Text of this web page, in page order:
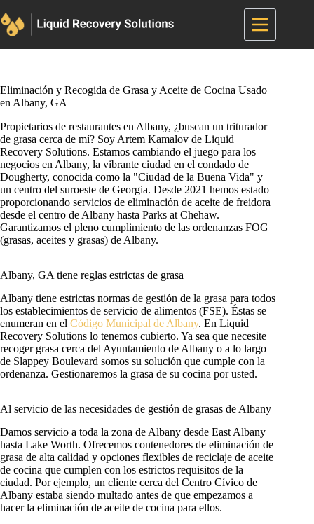
al
contenido
Eliminación y Recogida de Grasa y Aceite de Cocina Usado
en Albany, GA
Propietarios de restaurantes en Albany, ¿buscan un triturador
de grasa cerca de mí? Soy Artem Kamalov de Liquid
Recovery Solutions. Estamos cambiando el juego para los
negocios en Albany, la vibrante ciudad en el condado de
Dougherty, conocida como la "Ciudad de la Buena Vida" y
un centro del suroeste de Georgia. Desde 2021 hemos estado
proporcionando servicios de eliminación de aceite de freidora
desde el centro de Albany hasta Parks at Chehaw.
Garantizamos el pleno cumplimiento de las ordenanzas FOG
(grasas, aceites y grasas) de Albany.
Albany, GA tiene reglas estrictas de grasa
Albany tiene estrictas normas de gestión de la grasa para todos
los establecimientos de servicio de alimentos (FSE). Éstas se
enumeran en el Código Municipal de Albany. En Liquid
Recovery Solutions lo tenemos cubierto. Ya sea que necesite
recoger grasa cerca del Ayuntamiento de Albany o a lo largo
de Slappey Boulevard somos su solución que cumple con la
ordenanza. Gestionaremos la grasa de su cocina por usted.
Al servicio de las necesidades de gestión de grasas de Albany
Damos servicio a toda la zona de Albany desde East Albany
hasta Lake Worth. Ofrecemos contenedores de eliminación de
grasa de alta calidad y opciones flexibles de reciclaje de aceite
de cocina que cumplen con los estrictos requisitos de la
ciudad. Por ejemplo, un cliente cerca del Centro Cívico de
Albany estaba siendo multado antes de que empezamos a
hacer la eliminación de aceite de cocina para ellos.